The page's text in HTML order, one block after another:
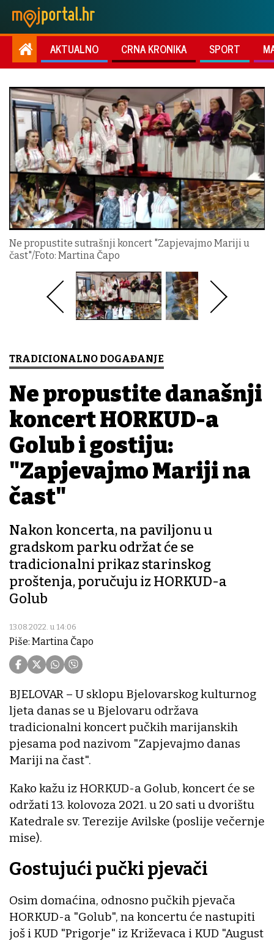
AKTUALNO CRNA KRONIKA SPORT
Ne propustite sutrašnji koncert "Zapjevajmo Mariji u
čast"/Foto: Martina Čapo
TRADICIONALNO DOGAĐANJE
Ne propustite današnji
koncert HORKUD-a
Golub i gostiju:
"Zapjevajmo Mariji na
čast"
Nakon koncerta, na paviljonu u
gradskom parku održat će se
tradicionalni prikaz starinskog
proštenja, poručuju iz HORKUD-a
Golub
13.08.2022. u 14:06
Piše: Martina Čapo
BJELOVAR – U sklopu Bjelovarskog kulturnog
ljeta danas se u Bjelovaru održava
tradicionalni koncert pučkih marijanskih
pjesama pod nazivom "Zapjevajmo danas
Mariji na čast".
Kako kažu iz HORKUD-a Golub, koncert će se
održati 13. kolovoza 2021. u 20 sati u dvorištu
Katedrale sv. Terezije Avilske (poslije večernje
mise).
Gostujući pučki pjevači
Osim domaćina, odnosno pučkih pjevača
HORKUD-a "Golub", na koncertu će nastupiti
još i KUD "Prigorje" iz Križevaca i KUD "August